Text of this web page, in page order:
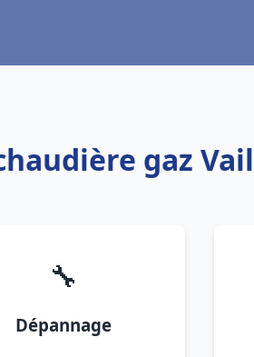
gaz
🔧
Dépannage